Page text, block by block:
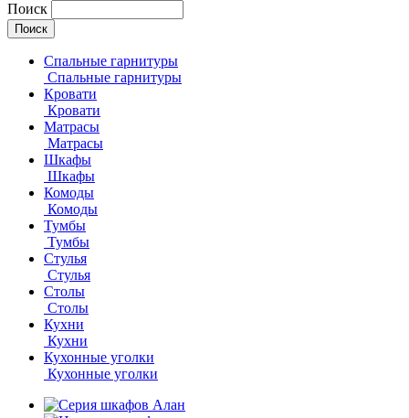
Поиск
Спальные гарнитуры
Спальные гарнитуры
Кровати
Кровати
Матрасы
Матрасы
Шкафы
Шкафы
Комоды
Комоды
Тумбы
Тумбы
Стулья
Стулья
Столы
Столы
Кухни
Кухни
Кухонные уголки
Кухонные уголки